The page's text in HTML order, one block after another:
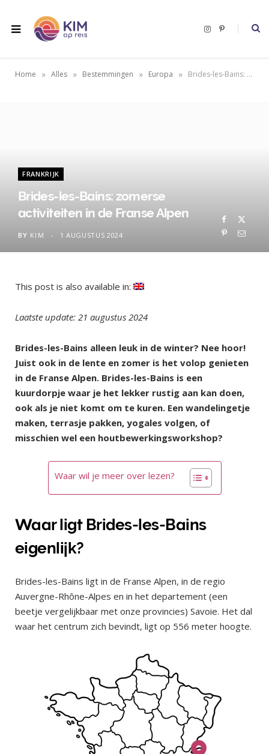
I
r
P
e
Home » Alles » Bestemmingen » Europa » Brides-les-Bains: zomerse activiteiten in de Franse Alpen
FRANKRIJK
Brides-les-Bains: zomerse
activiteiten in de Franse Alpen
BY KIM 1 AUGUSTUS 2024
This post is also available in:
Laatste update: 21 augustus 2024
Brides-les-Bains alleen leuk in de winter? Nee hoor!
Juist ook in de lente en zomer is het volop genieten
in de Franse Alpen. Brides-les-Bains is een
kuurdorpje waar je het lekker rustig aan kan doen,
ook als je niet komt om te kuren. Een wandelingetje
maken, terrasje pakken, yogales volgen, of
misschien wel een houtbewerkingsworkshop?
Waar wil je meer over lezen?
Waar ligt Brides-les-Bains
eigenlijk?
Brides-les-Bains ligt in de Franse Alpen, in de regio
Auvergne-Rhône-Alpes en in het departement (een
beetje vergelijkbaar met onze provincies) Savoie. Het dal
waar het centrum zich bevindt, ligt op 556 meter hoogte.